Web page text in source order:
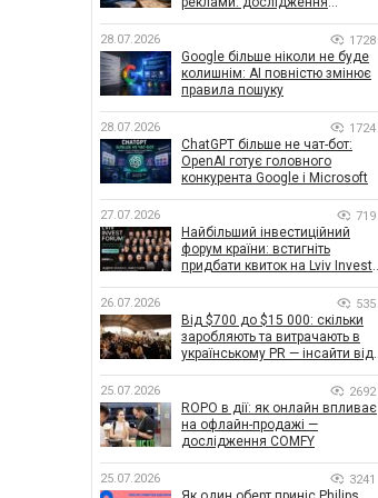
впливає на ефективність
кампаній
28.07.2026 1728
Google більше ніколи не буде
колишнім: AI повністю змінює
правила пошуку
28.07.2026 1724
ChatGPT більше не чат-бот:
OpenAI готує головного
конкурента Google і Microsoft
27.07.2026 719
Найбільший інвестиційний
форум країни: встигніть
придбати квиток на Lviv Invest
26.07.2026 535
Від $700 до $15 000: скільки
заробляють та витрачають в
українському PR — інсайти від
25.07.2026 2692
ROPO в дії: як онлайн впливає
на офлайн-продажі —
дослідження COMFY
25.07.2026 3241